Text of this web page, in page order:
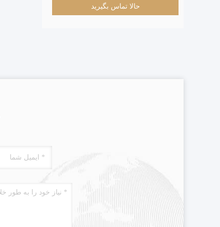
حالا تماس بگیرید